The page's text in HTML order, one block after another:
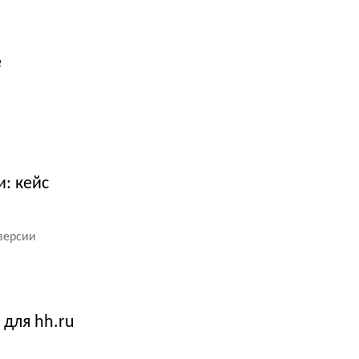
кейс
для hh.ru